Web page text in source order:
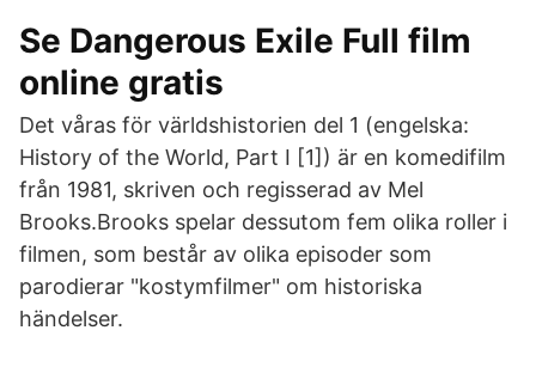
Se Dangerous Exile Full film
online gratis
Det våras för världshistorien del 1 (engelska:
History of the World, Part I [1]) är en komedifilm
från 1981, skriven och regisserad av Mel
Brooks.Brooks spelar dessutom fem olika roller i
filmen, som består av olika episoder som
parodierar "kostymfilmer" om historiska
händelser.